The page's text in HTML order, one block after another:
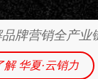
牌营销全产业
解 华夏·云销力